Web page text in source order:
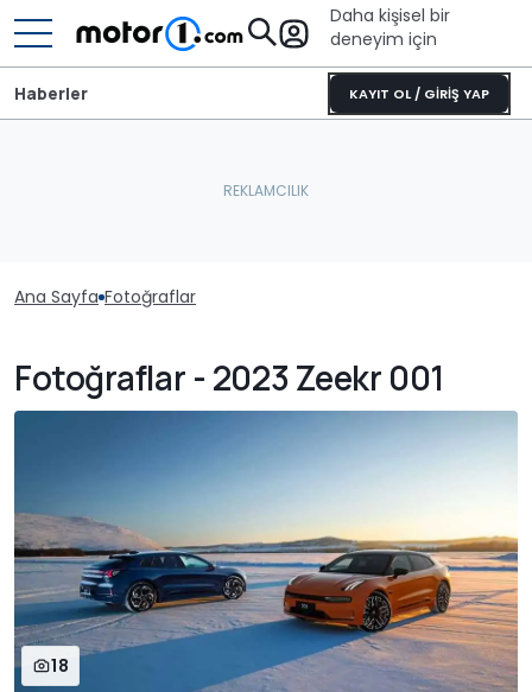
Daha kişisel bir
deneyim için
KAYIT OL / GİRİŞ YAP
Haberler
Ana Sayfa Fotoğraflar
Fotoğraflar - 2023 Zeekr 001
18